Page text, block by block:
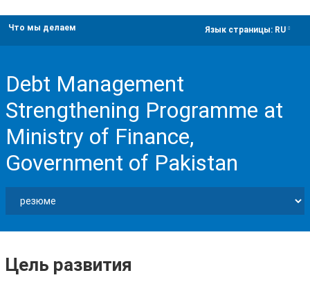
Что мы делаем Язык страницы: RU
Debt Management
Strengthening Programme at
Ministry of Finance,
Government of Pakistan
Цель развития